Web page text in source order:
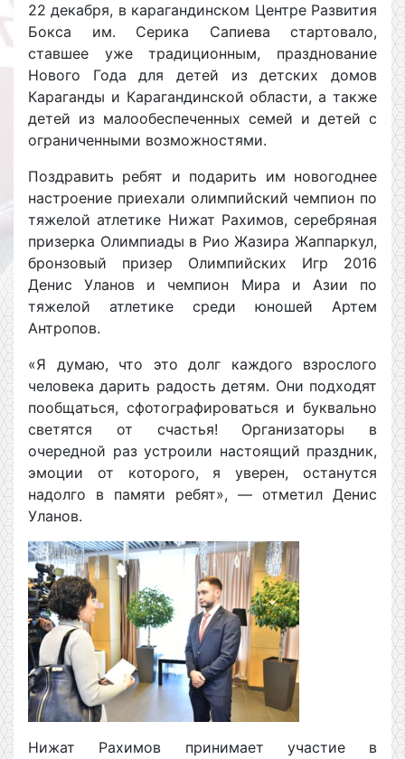
22 декабря, в карагандинском Центре Развития
Бокса им. Серика Сапиева стартовало,
ставшее уже традиционным, празднование
Нового Года для детей из детских домов
Караганды и Карагандинской области, а также
детей из малообеспеченных семей и детей с
ограниченными возможностями.
Поздравить ребят и подарить им новогоднее
настроение приехали олимпийский чемпион по
тяжелой атлетике Нижат Рахимов, серебряная
призерка Олимпиады в Рио Жазира Жаппаркул,
бронзовый призер Олимпийских Игр 2016
Денис Уланов и чемпион Мира и Азии по
тяжелой атлетике среди юношей Артем
Антропов.
«Я думаю, что это долг каждого взрослого
человека дарить радость детям. Они подходят
пообщаться, сфотографироваться и буквально
светятся от счастья! Организаторы в
очередной раз устроили настоящий праздник,
эмоции от которого, я уверен, останутся
надолго в памяти ребят», — отметил Денис
Уланов.
Нижат Рахимов принимает участие в